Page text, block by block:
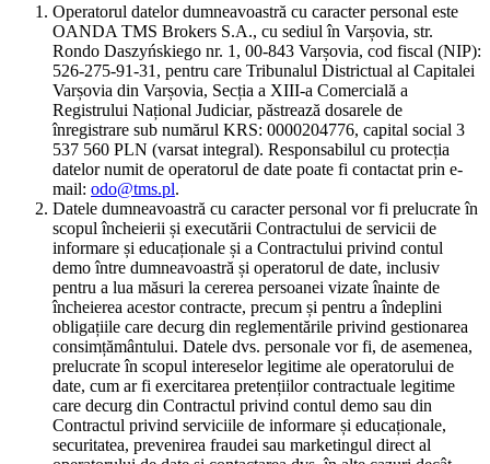
Operatorul datelor dumneavoastră cu caracter personal este
OANDA TMS Brokers S.A., cu sediul în Varșovia, str.
Rondo Daszyńskiego nr. 1, 00-843 Varșovia, cod fiscal (NIP):
526-275-91-31, pentru care Tribunalul Districtual al Capitalei
Varșovia din Varșovia, Secția a XIII-a Comercială a
Registrului Național Judiciar, păstrează dosarele de
înregistrare sub numărul KRS: 0000204776, capital social 3
537 560 PLN (varsat integral). Responsabilul cu protecția
datelor numit de operatorul de date poate fi contactat prin e-
mail: odo@tms.pl.
Datele dumneavoastră cu caracter personal vor fi prelucrate în
scopul încheierii și executării Contractului de servicii de
informare și educaționale și a Contractului privind contul
demo între dumneavoastră și operatorul de date, inclusiv
pentru a lua măsuri la cererea persoanei vizate înainte de
încheierea acestor contracte, precum și pentru a îndeplini
obligațiile care decurg din reglementările privind gestionarea
consimțământului. Datele dvs. personale vor fi, de asemenea,
prelucrate în scopul intereselor legitime ale operatorului de
date, cum ar fi exercitarea pretențiilor contractuale legitime
care decurg din Contractul privind contul demo sau din
Contractul privind serviciile de informare și educaționale,
securitatea, prevenirea fraudei sau marketingul direct al